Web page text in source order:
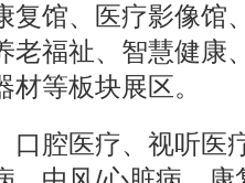
复馆、医疗影像馆
老福祉、智慧健康
等板块展区。
口腔医疗、视听医